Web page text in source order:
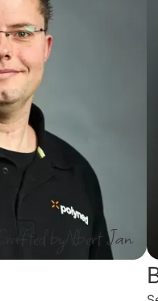
Crafted by Albert Jan